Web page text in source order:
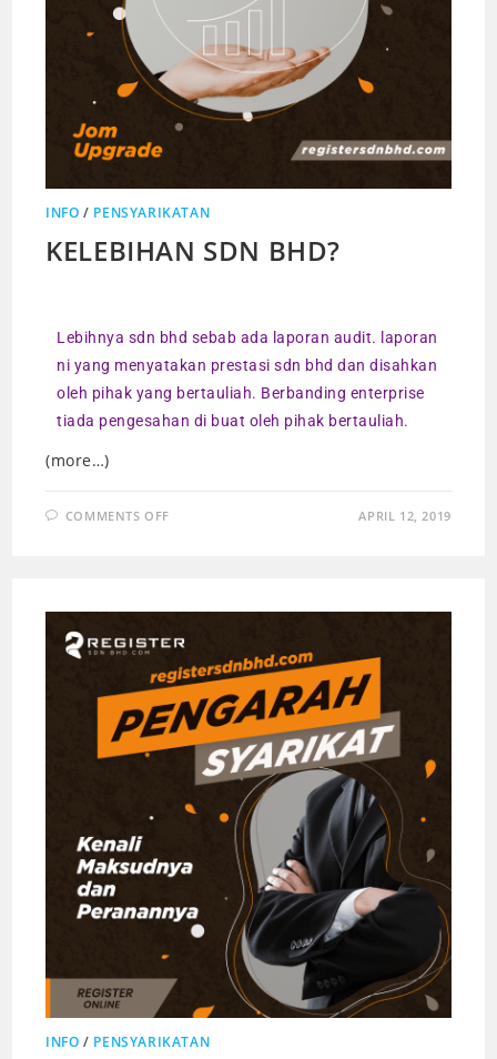
INFO / PENSYARIKATAN
KELEBIHAN SDN BHD?
Lebihnya sdn bhd sebab ada laporan audit. laporan
ni yang menyatakan prestasi sdn bhd dan disahkan
oleh pihak yang bertauliah. Berbanding enterprise
tiada pengesahan di buat oleh pihak bertauliah.
(more…)
COMMENTS OFF APRIL 12, 2019
INFO / PENSYARIKATAN